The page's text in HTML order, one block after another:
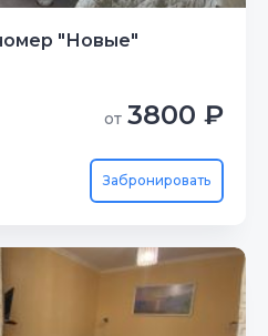
"Новые"
от 3800 ₽
Забронировать